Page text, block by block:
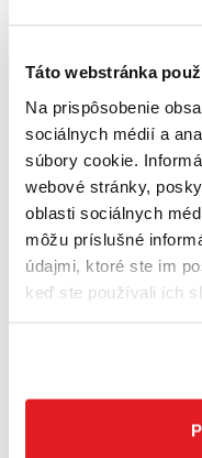
Táto webstránka
Na prispôsobenie
sociálnych médií a
súbory cookie.
webové stránky,
oblasti sociálnych
môžu príslušné
údajmi, ktoré ste im
keď ste používali ich
FISKARS Zimné
1015447
1015447
24,60 €
22,50 €